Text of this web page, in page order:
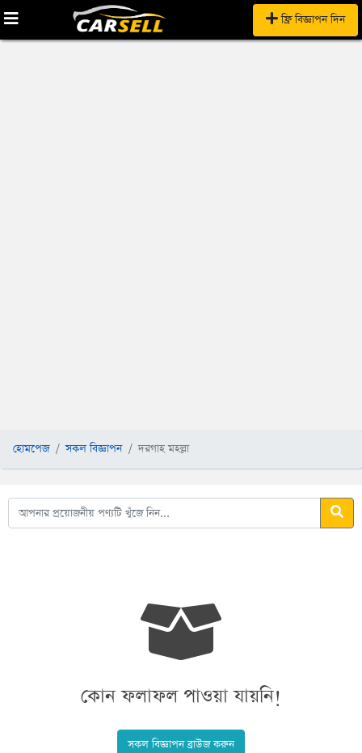
ফ্রি বিজ্ঞাপন দিন
হোমপেজ সকল বিজ্ঞাপন দরগাহ মহল্লা
কোন ফলাফল পাওয়া যায়নি!
সকল বিজ্ঞাপন ব্রাউজ করুন